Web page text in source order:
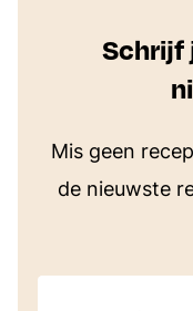
Schrijf
Mis geen
de nieuwste